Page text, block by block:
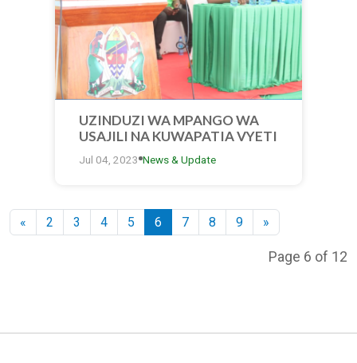
UZINDUZI WA MPANGO WA
USAJILI NA KUWAPATIA VYETI
VYA KUZALIWA WATOTO WA
UMRI CHINI YA MIAKA
Jul 04, 2023 News & Update
« 2 3 4 5 6 7 8 9 »
Page 6 of 12